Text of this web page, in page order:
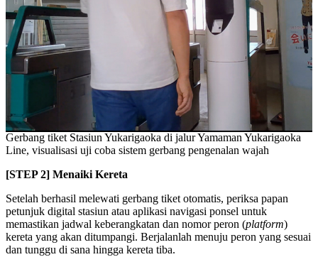
Gerbang tiket Stasiun Yukarigaoka di jalur Yamaman Yukarigaoka
Line, visualisasi uji coba sistem gerbang pengenalan wajah
[STEP 2] Menaiki Kereta
Setelah berhasil melewati gerbang tiket otomatis, periksa papan
petunjuk digital stasiun atau aplikasi navigasi ponsel untuk
memastikan jadwal keberangkatan dan nomor peron (platform)
kereta yang akan ditumpangi. Berjalanlah menuju peron yang sesuai
dan tunggu di sana hingga kereta tiba.